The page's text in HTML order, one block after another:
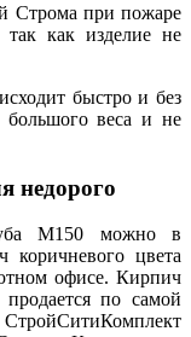
при пожаре
так как изделие не
быстро и без
большого веса и не
недорого
М150 можно в
цвета
офисе. Кирпич
по самой